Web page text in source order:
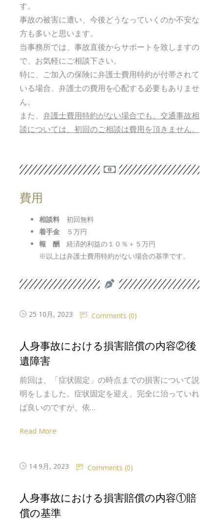
す。
事故の被害に遭い、今後どうなっていくのか不安な
方も多いと思います。
当事務所では、事故直後からサポートを致しますの
で、お気軽にご相談下さい。
特に、ご加入の保険に弁護士費用特約が付帯されて
いる場合、弁護士の費用を心配する必要もありませ
ん。
また、 弁護士費用特約がない場合でも、交通事故相
談については、初回のご相談は費用を頂きません。
費用
相談料 初回無料
着手金 ５万円
報 酬 経済的利益の１０％＋５万円
※以上は弁護士費用特約がない場合の基準です。
25 10月, 2023 Comments (0)
人身事故における損害賠償の内容②後
遺障害
前回は、「症状固定」の時点までの損害について説
明をしました。症状固定を迎え、完全に治っていれ
ば良いのですが、依…
Read More
14 9月, 2023 Comments (0)
人身事故における損害賠償の内容①賠
償の基準